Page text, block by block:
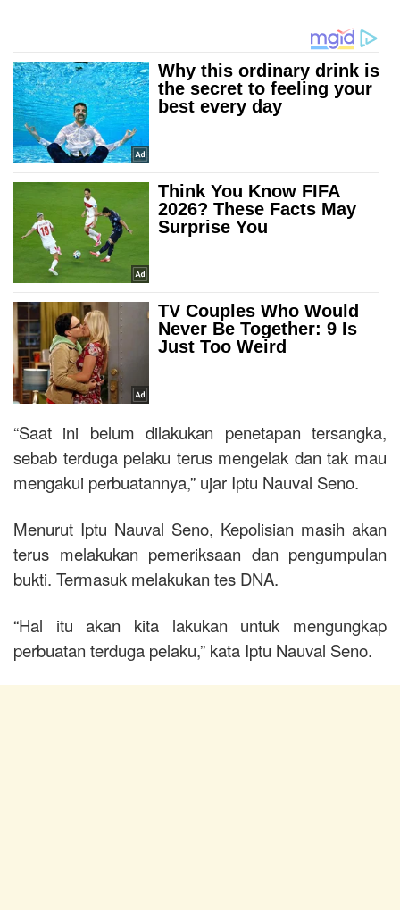
“Saat ini belum dilakukan penetapan tersangka,
sebab terduga pelaku terus mengelak dan tak mau
mengakui perbuatannya,” ujar Iptu Nauval Seno.
Menurut Iptu Nauval Seno, Kepolisian masih akan
terus melakukan pemeriksaan dan pengumpulan
bukti. Termasuk melakukan tes DNA.
“Hal itu akan kita lakukan untuk mengungkap
perbuatan terduga pelaku,” kata Iptu Nauval Seno.